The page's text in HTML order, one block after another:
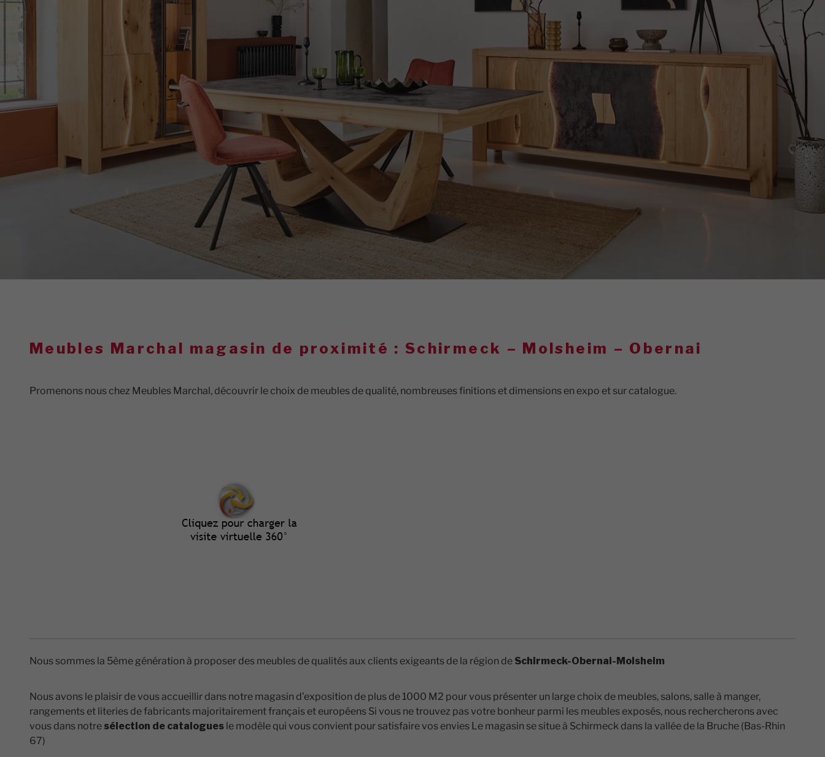
Meubles Marchal magasin de proximité : Schirmeck – Molsheim – Obernai
Promenons nous chez Meubles Marchal, découvrir le choix de meubles de qualité, nombreuses finitions et dimensions en expo et sur catalogue.
Nous sommes la 5ème génération à proposer des meubles de qualités aux clients exigeants de la région de Schirmeck-Obernai-Molsheim
Nous avons le plaisir de vous accueillir dans notre magasin d’exposition de plus de 1000 M2 pour vous présenter un large choix de meubles, salons, salle à manger,
rangements et literies de fabricants majoritairement français et européens Si vous ne trouvez pas votre bonheur parmi les meubles exposés, nous rechercherons avec
vous dans notre sélection de catalogues le modèle qui vous convient pour satisfaire vos envies Le magasin se situe à Schirmeck dans la vallée de la Bruche (Bas-Rhin
67)